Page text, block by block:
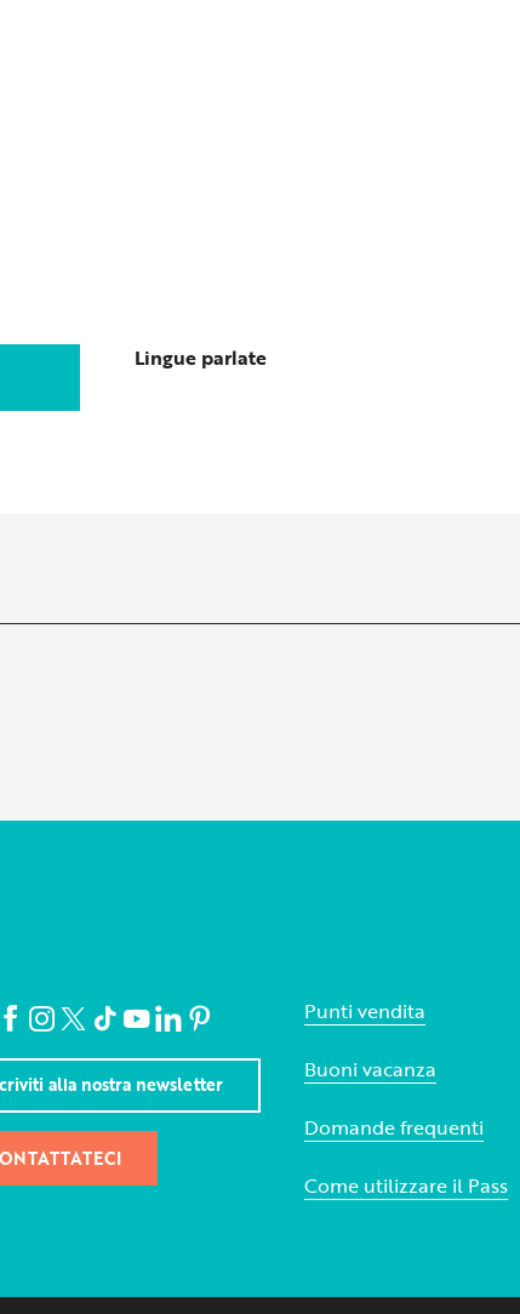
Lingue parlate
Lingue parlate
alla nostra newsletter
Punti vendita
Buoni vacanza
Domande frequenti
Come utilizzare il Pass